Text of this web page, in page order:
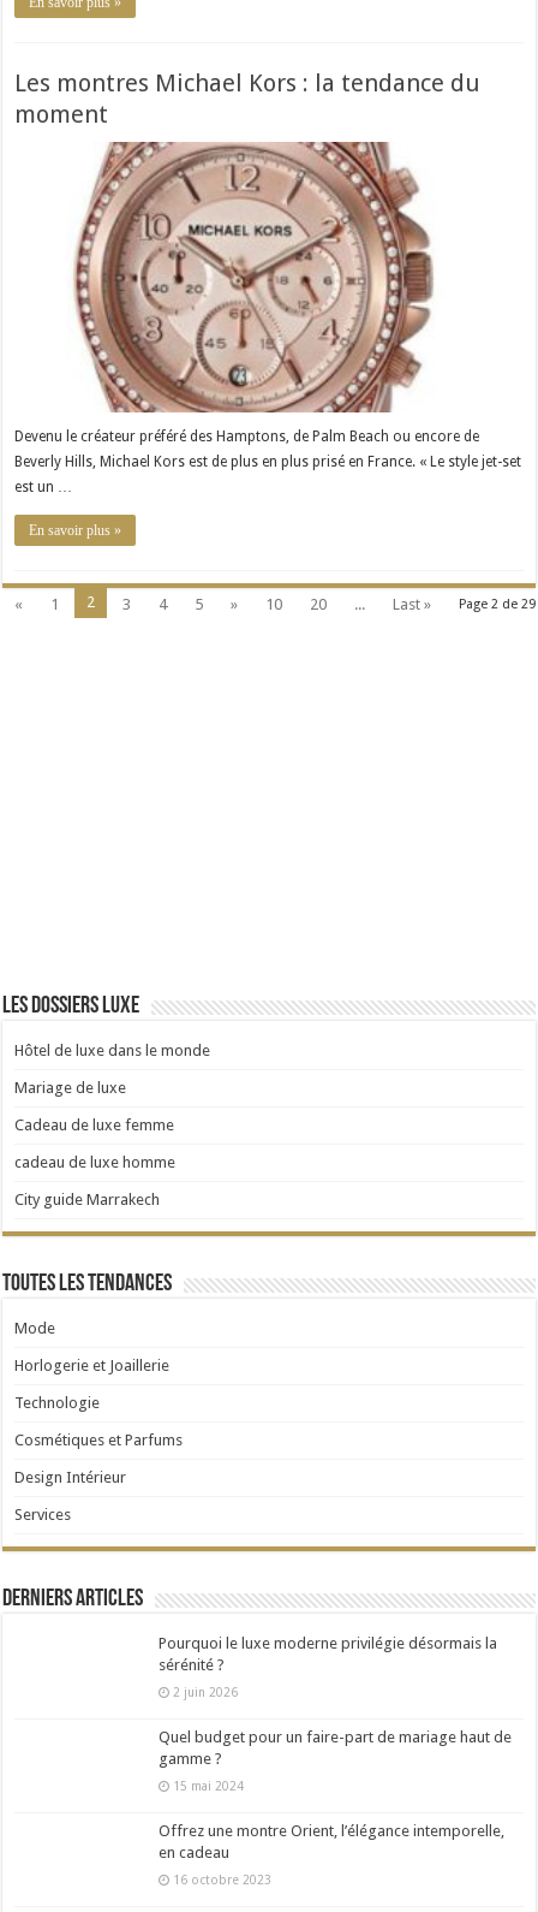
Les montres Michael Kors : la tendance du
moment
Devenu le créateur préféré des Hamptons, de Palm Beach ou encore de
Beverly Hills, Michael Kors est de plus en plus prisé en France. « Le style jet-set
est un …
En savoir plus »
Page 2 de 29
« 1 2 3 4 5 » 10 20 ... Last »
Les dossiers luxe
Hôtel de luxe dans le monde
Mariage de luxe
Cadeau de luxe femme
cadeau de luxe homme
City guide Marrakech
Toutes les tendances
Mode
Horlogerie et Joaillerie
Technologie
Cosmétiques et Parfums
Design Intérieur
Services
Derniers articles
Pourquoi le luxe moderne privilégie désormais la
sérénité ?
2 juin 2026
Quel budget pour un faire-part de mariage haut de
gamme ?
15 mai 2024
Offrez une montre Orient, l’élégance intemporelle,
en cadeau
16 octobre 2023